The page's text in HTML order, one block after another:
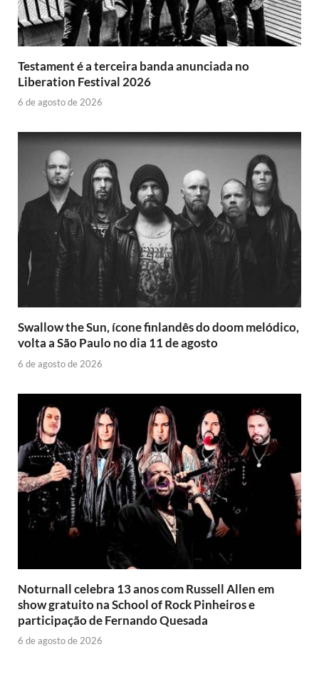
Testament é a terceira banda anunciada no
Liberation Festival 2026
6 de agosto de 2026
Swallow the Sun, ícone finlandês do doom melódico,
volta a São Paulo no dia 11 de agosto
6 de agosto de 2026
Noturnall celebra 13 anos com Russell Allen em
show gratuito na School of Rock Pinheiros e
participação de Fernando Quesada
6 de agosto de 2026